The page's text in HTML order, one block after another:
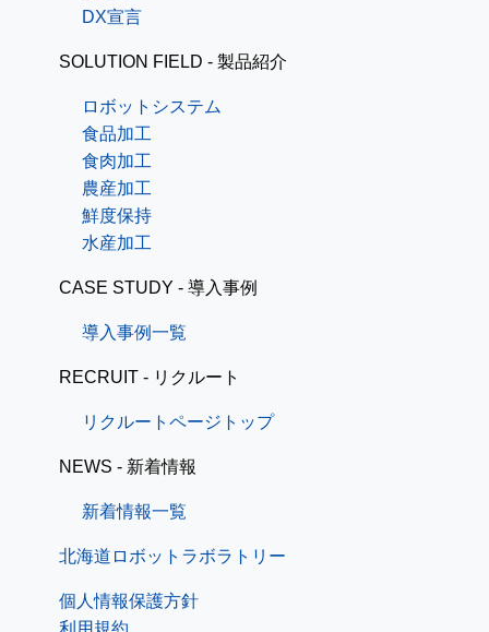
DX宣言
SOLUTION FIELD - 製品紹介
ロボットシステム
食品加工
食肉加工
農産加工
鮮度保持
水産加工
CASE STUDY - 導入事例
導入事例一覧
RECRUIT - リクルート
リクルートページトップ
NEWS - 新着情報
新着情報一覧
北海道ロボットラボラトリー
個人情報保護方針
利用規約